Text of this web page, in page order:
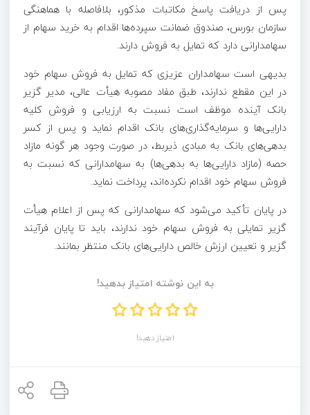
پس از دریافت پاسخ مکاتبات مذکور، بلافاصله با هماهنگی
سازمان بورس، صندوق ضمانت سپرده‌ها اقدام به خرید سهام از
سهامدارانی دارد که تمایل به فروش دارند.
بدیهی است سهامداران عزیزی که تمایل به فروش سهام خود
در این مقطع ندارند، طبق مفاد مصوبه هیأت عالی، مدیر گزیر
بانک آینده موظف است نسبت به ارزیابی و فروش کلیه
دارایی‌ها و سرمایه‌گذاری‌های بانک اقدام نماید و پس از کسر
بدهی‌های بانک به مبادی ذیربط، در صورت وجود هر گونه مازاد
حصه (مازاد دارایی‌ها به بدهی‌ها) به سهامدارانی که نسبت به
فروش سهام خود اقدام نکرده‌اند، پرداخت نماید.
در پایان تأکید می‌شود که سهامدارانی که پس از اعلام هیأت
گزیر تمایلی به فروش سهام خود ندارند، باید تا پایان فرآیند
گزیر و تعیین ارزش خالص دارایی‌های بانک منتظر بمانند.
به این نوشته امتیاز بدهید!
امتیاز دهید!